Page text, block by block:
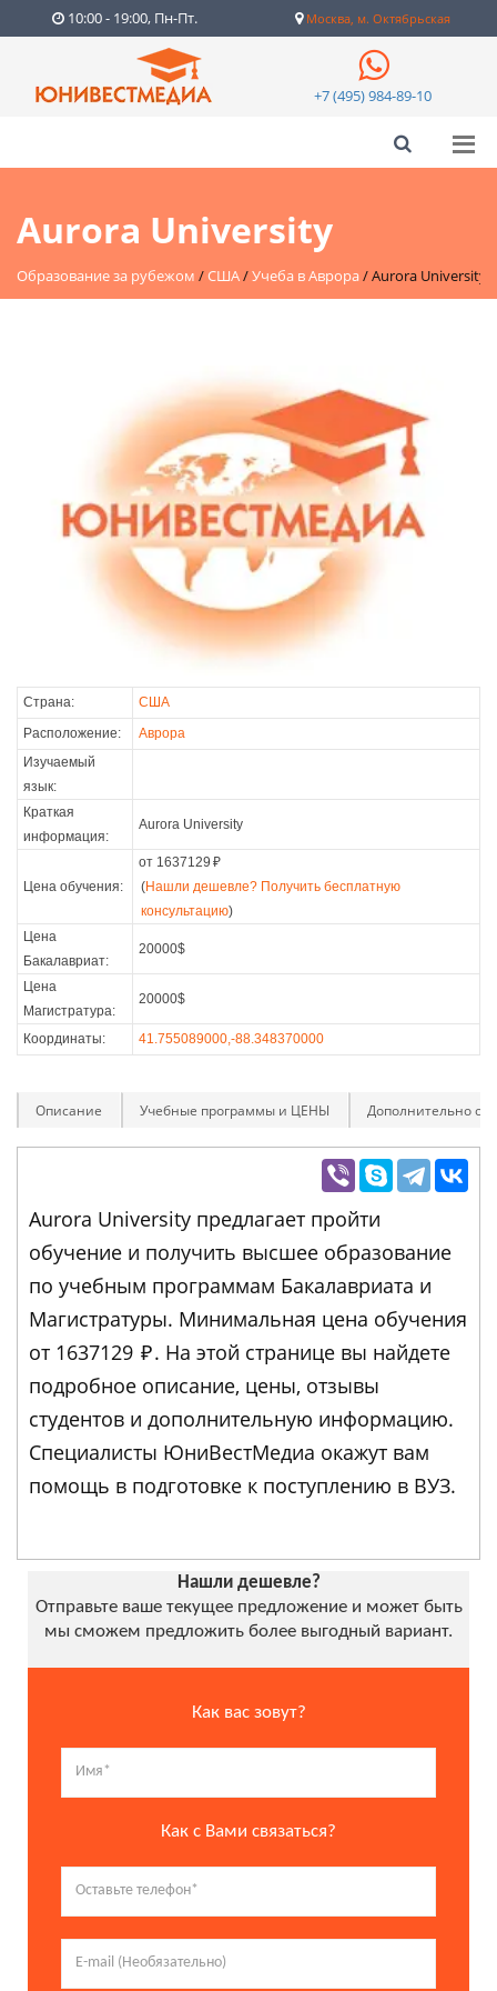
10:00 - 19:00, Пн-Пт. Москва, м. Октябрьская
+7 (495) 984-89-10
Aurora University
Образование за рубежом /США/Учеба в Аврора/Aurora University
Страна:
США
Расположение:
Аврора
Изучаемый
язык:
Краткая
информация:
Aurora University
Цена обучения:
от 1637129 ₽
(Нашли дешевле? Получить бесплатную
консультацию)
Цена
Бакалавриат:
20000$
Цена
Магистратура:
20000$
Координаты: 41.755089000,-88.348370000
Описание Учебные программы и ЦЕНЫ Дополнительно
Aurora University предлагает пройти
обучение и получить высшее образование
по учебным программам Бакалавриата и
Магистратуры. Минимальная цена обучения
от 1637129 ₽. На этой странице вы найдете
подробное описание, цены, отзывы
студентов и дополнительную информацию.
Специалисты ЮниВестМедиа окажут вам
помощь в подготовке к поступлению в ВУЗ.
Нашли дешевле?
Отправьте ваше текущее предложение и может быть
мы сможем предложить более выгодный вариант.
Как вас зовут?
Как с Вами связаться?